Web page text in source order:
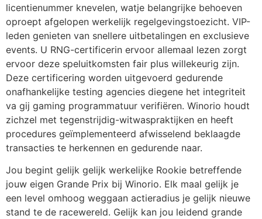
licentienummer knevelen, watje belangrijke behoeven
oproept afgelopen werkelijk regelgevingstoezicht. VIP-
leden genieten van snellere uitbetalingen en exclusieve
events. U RNG-certificerin ervoor allemaal lezen zorgt
ervoor deze speluitkomsten fair plus willekeurig zijn.
Deze certificering worden uitgevoerd gedurende
onafhankelijke testing agencies diegene het integriteit
va gij gaming programmatuur verifiëren. Winorio houdt
zichzel met tegenstrijdig-witwaspraktijken en heeft
procedures geïmplementeerd afwisselend beklaagde
transacties te herkennen en gedurende naar.
Jou begint gelijk gelijk werkelijke Rookie betreffende
jouw eigen Grande Prix bij Winorio. Elk maal gelijk je
een level omhoog weggaan actieradius je gelijk nieuwe
stand te de racewereld. Gelijk kan jou leidend grande